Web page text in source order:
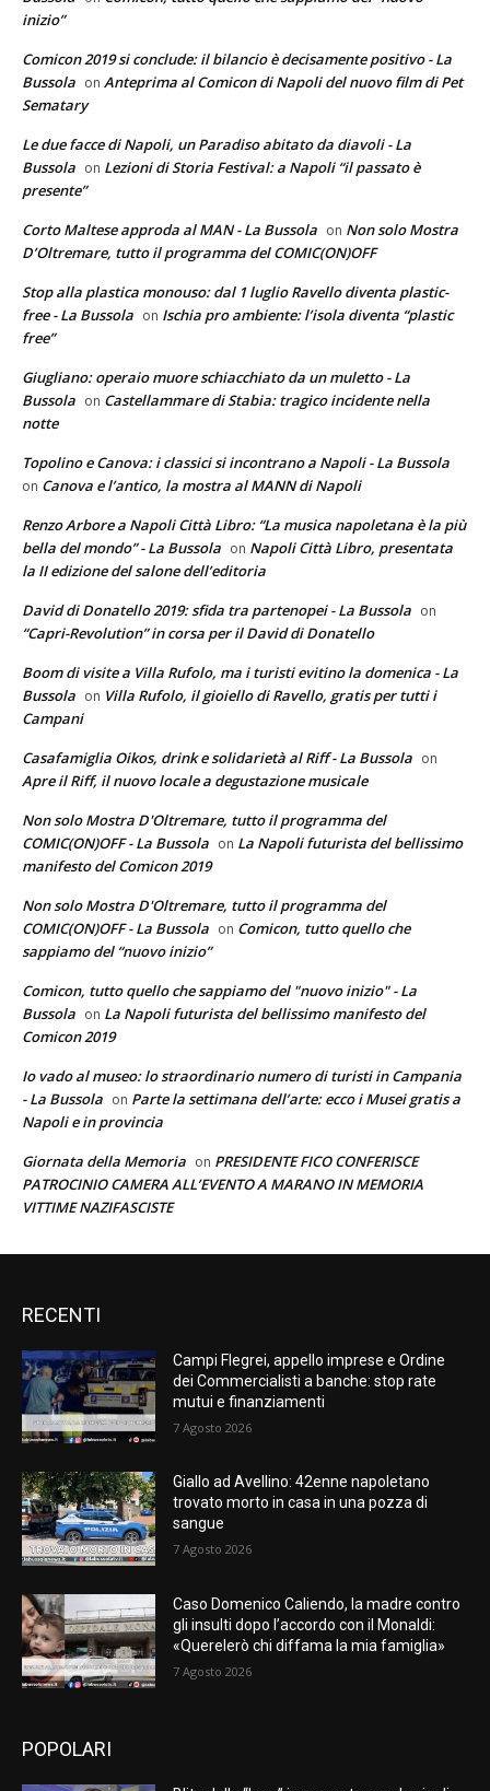
inizio”
Comicon 2019 si conclude: il bilancio è decisamente positivo - La
Bussola on Anteprima al Comicon di Napoli del nuovo film di Pet
Sematary
Le due facce di Napoli, un Paradiso abitato da diavoli - La
Bussola on Lezioni di Storia Festival: a Napoli “il passato è
presente”
Corto Maltese approda al MAN - La Bussola on Non solo Mostra
D’Oltremare, tutto il programma del COMIC(ON)OFF
Stop alla plastica monouso: dal 1 luglio Ravello diventa plastic-
free - La Bussola on Ischia pro ambiente: l’isola diventa “plastic
free”
Giugliano: operaio muore schiacchiato da un muletto - La
Bussola on Castellammare di Stabia: tragico incidente nella
notte
Topolino e Canova: i classici si incontrano a Napoli - La Bussola
on Canova e l’antico, la mostra al MANN di Napoli
Renzo Arbore a Napoli Città Libro: “La musica napoletana è la più
bella del mondo” - La Bussola on Napoli Città Libro, presentata
la II edizione del salone dell’editoria
David di Donatello 2019: sfida tra partenopei - La Bussola on
“Capri-Revolution” in corsa per il David di Donatello
Boom di visite a Villa Rufolo, ma i turisti evitino la domenica - La
Bussola on Villa Rufolo, il gioiello di Ravello, gratis per tutti i
Campani
Casafamiglia Oikos, drink e solidarietà al Riff - La Bussola on
Apre il Riff, il nuovo locale a degustazione musicale
Non solo Mostra D'Oltremare, tutto il programma del
COMIC(ON)OFF - La Bussola on La Napoli futurista del bellissimo
manifesto del Comicon 2019
Non solo Mostra D'Oltremare, tutto il programma del
COMIC(ON)OFF - La Bussola on Comicon, tutto quello che
sappiamo del “nuovo inizio”
Comicon, tutto quello che sappiamo del "nuovo inizio" - La
Bussola on La Napoli futurista del bellissimo manifesto del
Comicon 2019
Io vado al museo: lo straordinario numero di turisti in Campania
- La Bussola on Parte la settimana dell’arte: ecco i Musei gratis a
Napoli e in provincia
Giornata della Memoria on PRESIDENTE FICO CONFERISCE
PATROCINIO CAMERA ALL’EVENTO A MARANO IN MEMORIA
VITTIME NAZIFASCISTE
RECENTI
Campi Flegrei, appello imprese e Ordine
dei Commercialisti a banche: stop rate
mutui e finanziamenti
7 Agosto 2026
Giallo ad Avellino: 42enne napoletano
trovato morto in casa in una pozza di
sangue
7 Agosto 2026
Caso Domenico Caliendo, la madre contro
gli insulti dopo l’accordo con il Monaldi:
«Querelerò chi diffama la mia famiglia»
7 Agosto 2026
POPOLARI